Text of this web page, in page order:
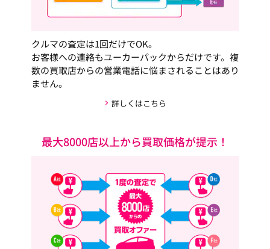
クルマの査定は1回だけでOK。
お客様への連絡もユーカーパックからだけです。複
数の買取店からの営業電話に悩まされることはあり
ません。
詳しくはこちら
最大8000店以上から買取価格が提示！